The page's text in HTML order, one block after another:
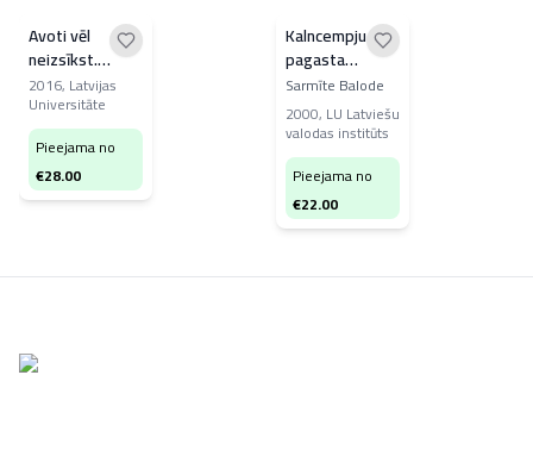
Avoti vēl
neizsīkst.
Latviešu
valodas dialekti
21. gadsimtā
2016, Latvijas
Universitāte
Pieejama no
€28.00
Kalncempju
pagasta
Kalnamuižas
daļas izloksnes
apraksts
Sarmīte Balode
2000, LU Latviešu
valodas institūts
Pieejama no
€22.00